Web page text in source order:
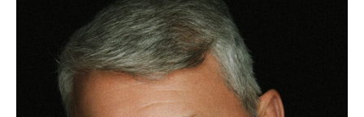
Ver más